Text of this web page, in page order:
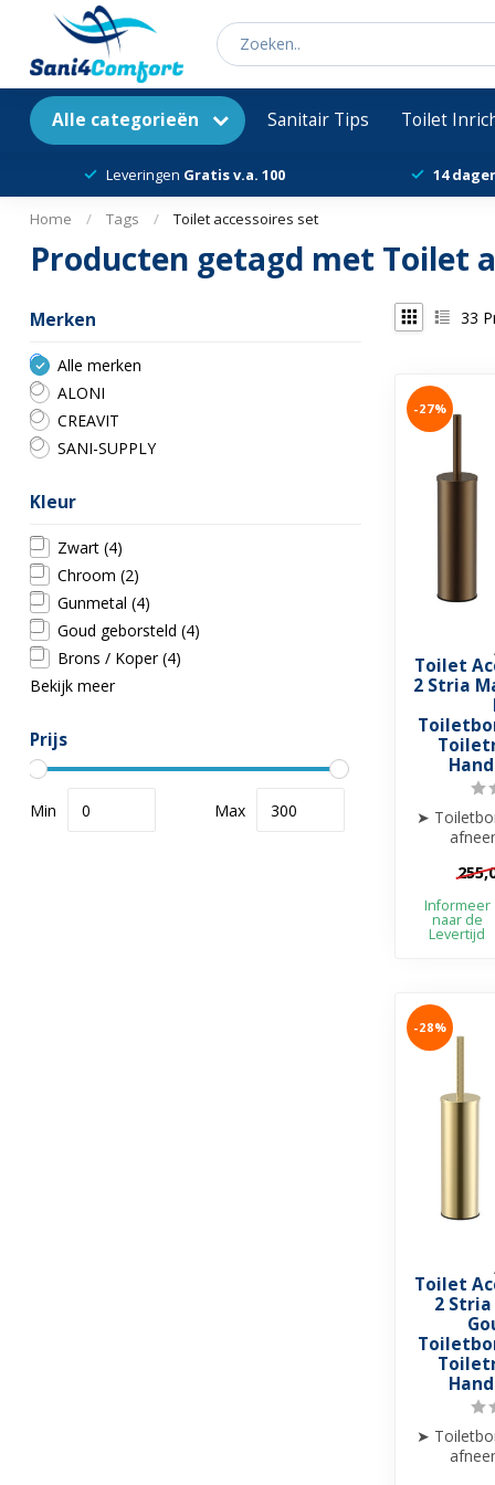
Alle categorieën Sanitair Tips Toilet
Leveringen Gratis v.a. 100 14
Home / Tags / Toilet accessoires set
Producten getagd met Toilet
Merken
Alle merken
ALONI
CREAVIT
SANI-SUPPLY
Kleur
Zwart (4)
Chroom (2)
Gunmetal (4)
Goud geborsteld (4)
Brons / Koper(4)
Bekijk meer
Prijs
Min Max
33
-27%
Toilet
2 Stria
➤
➤
Informeer
naar de
Levertijd
-28%
Toilet
2
➤